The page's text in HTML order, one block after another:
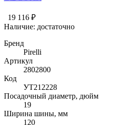
19 116 ₽
Наличие: достаточно
Бренд
Pirelli
Артикул
2802800
Код
УТ212228
Посадочный диаметр, дюйм
19
Ширина шины, мм
120